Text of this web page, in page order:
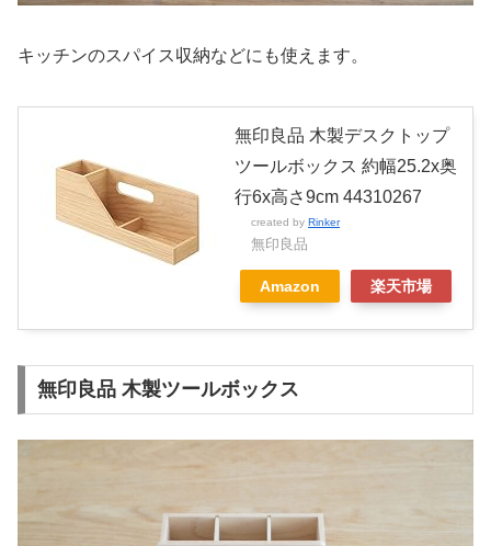
キッチンのスパイス収納などにも使えます。
無印良品 木製デスクトップ
ツールボックス 約幅25.2x奥
行6x高さ9cm 44310267
created by Rinker
無印良品
Amazon 楽天市場
無印良品 木製ツールボックス